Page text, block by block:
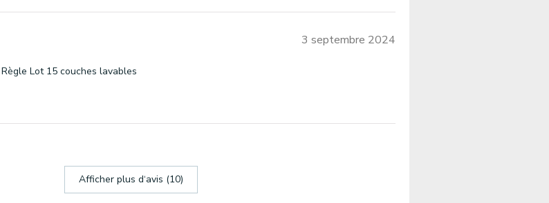
3 septembre 2024
Règle Lot 15 couches lavables
Afficher plus d‘avis (10)